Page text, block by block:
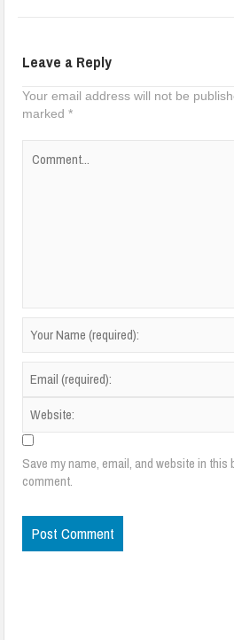
Leave a Reply
Your email address will not be
marked*
Save my name, email, and website in this
comment.